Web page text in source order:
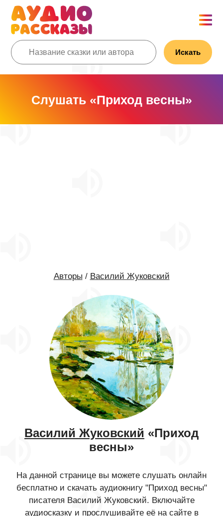
Искать
Слушать «Приход весны»
Авторы / Василий Жуковский
Василий Жуковский «Приход
весны»
На данной странице вы можете слушать онлайн
бесплатно и скачать аудиокнигу "Приход весны"
писателя Василий Жуковский. Включайте
аудиосказку и прослушивайте её на сайте в